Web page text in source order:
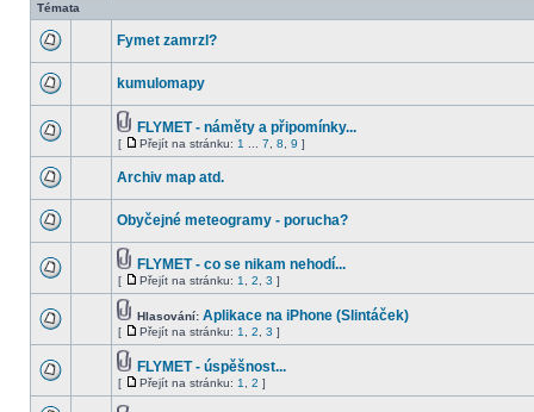
Témata
Fymet zamrzl?
kumulomapy
FLYMET - náměty a připomínky...
[ Přejít na stránku: 1 7 8 9 ]
Archiv map atd.
Obyčejné meteogramy - porucha?
FLYMET - co se nikam nehodí...
[ Přejít na stránku: 1 2 3 ]
Hlasování: Aplikace na iPhone (Slintáček)
[ Přejít na stránku: 1 2 3 ]
FLYMET - úspěšnost...
[ Přejít na stránku: 1 2 ]